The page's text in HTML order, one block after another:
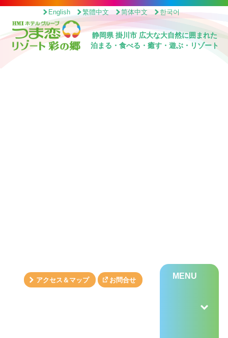
静岡県 掛川市 広大な大自然に囲まれた
泊まる・食べる・癒す・遊ぶ・リゾート
English 繁體中文 简体中文 한국어
アクセス＆マップ お問合せ MENU